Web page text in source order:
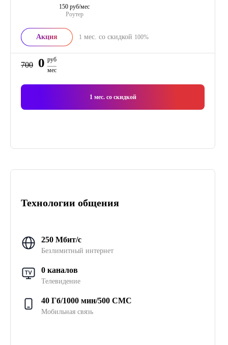
Роутер
150 руб/мес
Акция 1 мес. со скидкой 100%
700 0 руб
мес
1 мес. со скидкой
Технологии общения
250 Мбит/с
Безлимитный интернет
0 каналов
Телевидение
40 Гб/1000 мин/500 СМС
Мобильная связь